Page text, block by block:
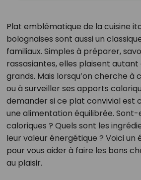
Plat emblématique de la cuisine
bolognaises sont aussi un
familiaux. Simples à préparer,
rassasiantes, elles plaisent autant
grands. Mais lorsqu’on cherche à
ou à surveiller ses apports
demander si ce plat convivial est
une alimentation équilibrée.
caloriques ? Quels sont les
leur valeur énergétique ? Voici
pour vous aider à faire les bons
au plaisir.